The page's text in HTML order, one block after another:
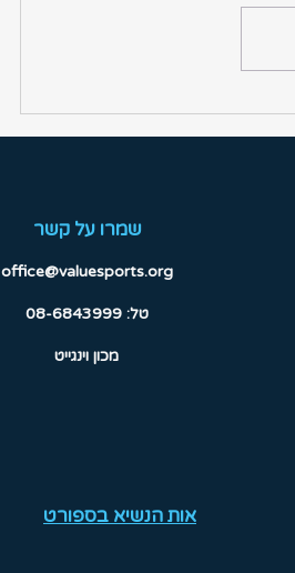
שמרו על קשר
office@valuesports.org
טל:08-6843999
מכון וינגייט
אות הנשיא בספורט